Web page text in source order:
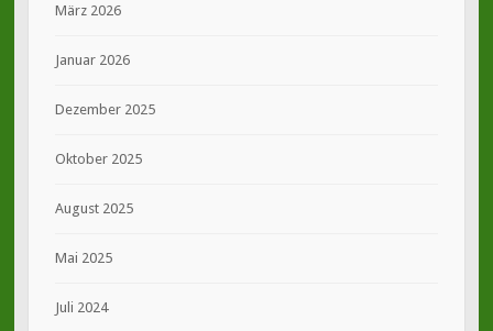
März 2026
Januar 2026
Dezember 2025
Oktober 2025
August 2025
Mai 2025
Juli 2024